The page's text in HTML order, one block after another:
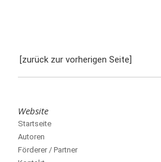
[zurück zur vorherigen Seite]
Website
Startseite
Autoren
Förderer / Partner